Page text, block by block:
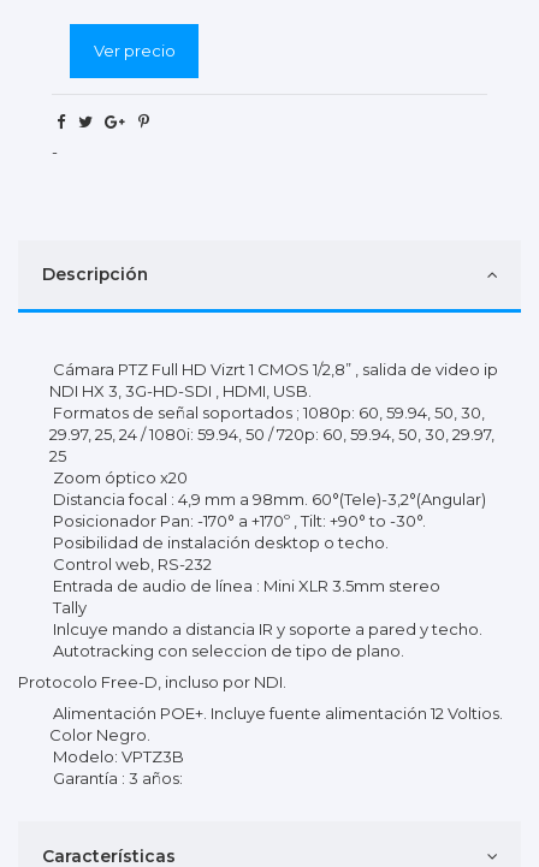
Ver precio
-
Descripción
Cámara PTZ Full HD Vizrt 1 CMOS 1/2,8” , salida de video ip
NDI HX 3, 3G-HD-SDI , HDMI, USB.
Formatos de señal soportados ; 1080p: 60, 59.94, 50, 30,
29.97, 25, 24 / 1080i: 59.94, 50 / 720p: 60, 59.94, 50, 30, 29.97,
25
Zoom óptico x20
Distancia focal : 4,9 mm a 98mm. 60°(Tele)-3,2°(Angular)
Posicionador Pan: -170° a +170º , Tilt: +90° to -30°.
Posibilidad de instalación desktop o techo.
Control web, RS-232
Entrada de audio de línea : Mini XLR 3.5mm stereo
Tally
Inlcuye mando a distancia IR y soporte a pared y techo.
Autotracking con seleccion de tipo de plano.
Protocolo Free-D, incluso por NDI.
Alimentación POE+. Incluye fuente alimentación 12 Voltios.
Color Negro.
Modelo: VPTZ3B
Garantía : 3 años:
Características